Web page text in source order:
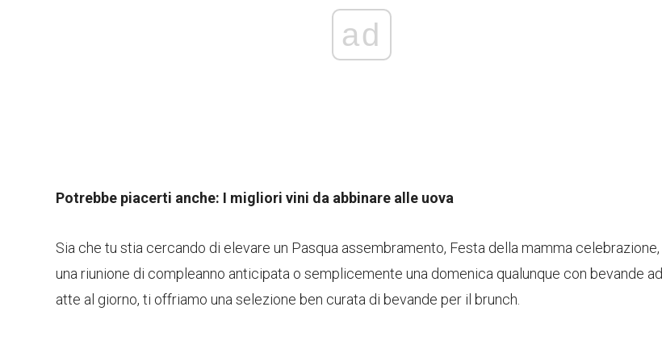
ad
Potrebbe piacerti anche: I migliori vini da abbinare alle uova
Sia che tu stia cercando di elevare un Pasqua assembramento, Festa della mamma celebrazione,
una riunione di compleanno anticipata o semplicemente una domenica qualunque con bevande ad
atte al giorno, ti offriamo una selezione ben curata di bevande per il brunch.